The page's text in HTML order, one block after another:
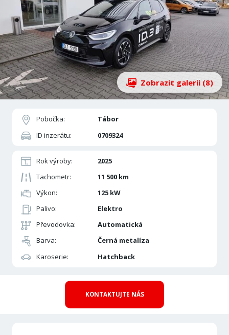
Pobočka:
Tábor
ID inzerátu:
0709324
Rok výroby:
2025
Tachometr:
11 500 km
Výkon:
125 kW
Palivo:
Elektro
Převodovka:
Automatická
Barva:
Černá metalíza
Karoserie:
Hatchback
Zobrazit galerii (8)
KONTAKTUJTE NÁS